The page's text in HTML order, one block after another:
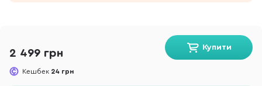
2 499 грн
Кешбек 24 грн
Купити